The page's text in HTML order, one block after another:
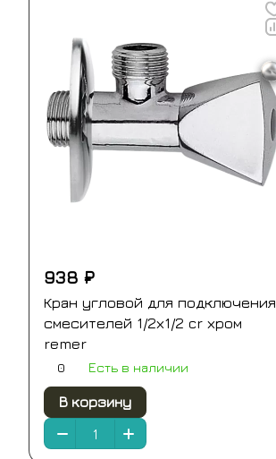
938 ₽
Кран угловой для подключения
смесителей 1/2х1/2 cr хром
remer
0 Есть в наличии
В корзину